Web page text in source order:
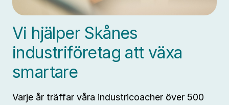
Vi hjälper Skånes
industriföretag att växa
smartare
Varje år träffar våra industricoacher över 500